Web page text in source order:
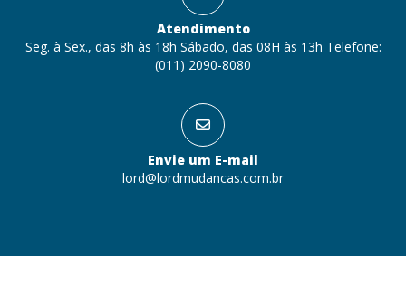
Atendimento
Seg. à Sex., das 8h às 18h Sábado, das 08H às 13h Telefone:
(011) 2090-8080
Envie um E-mail
lord@lordmudancas.com.br